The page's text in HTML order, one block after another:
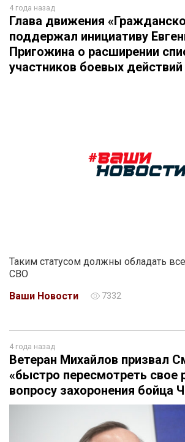
4 года назад
Глава движения
поддержал инициативу
Пригожина о расширении
участников боевых действий
Таким статусом должны обладать
СВО
Ваши Новости
7332
4 года назад
Ветеран Михайлов призвал
«быстро пересмотреть свое
вопросу захоронения бойца